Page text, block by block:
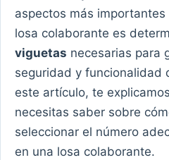
aspectos más
losa colaborante es
viguetas necesarias para
seguridad y funcionalidad
este artículo, te
necesitas saber sobre
seleccionar el número
en una losa colaborante.